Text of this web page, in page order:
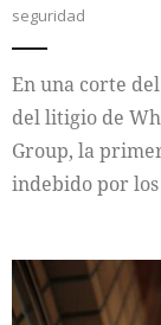
seguridad
En una corte
del litigio de
Group, la
indebido por